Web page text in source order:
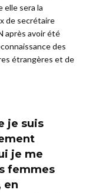
elle sera la
de secrétaire
après avoir été
des
étrangères et de
je suis
je me
femmes
en